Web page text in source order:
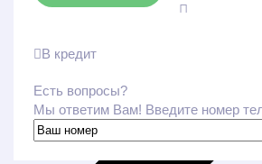
В кредит
Есть вопросы?
Мы ответим Вам! Введите номер